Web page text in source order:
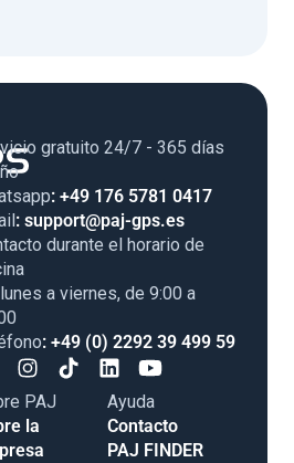
gratuito 24/7 - 365 días
: +49 176 5781 0417
: support@paj-gps.es
durante el horario de
a viernes, de 9:00 a
: +49 (0) 2292 39 499 59
PAJ
la
Ayuda
Contacto
PAJ FINDER